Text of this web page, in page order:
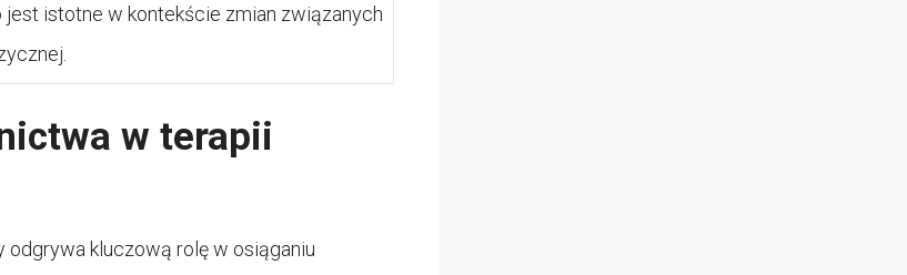
istotne w kontekście zmian związanych
w terapii
kluczową rolę w osiąganiu